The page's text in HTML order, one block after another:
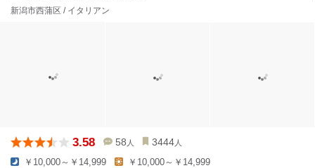
新潟市西蒲区 / イタリアン
3.58 58 人 3444 人
￥10,000～￥14,999 ￥10,000～￥14,999